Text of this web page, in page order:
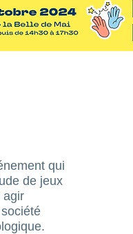
qui
de jeux
agir